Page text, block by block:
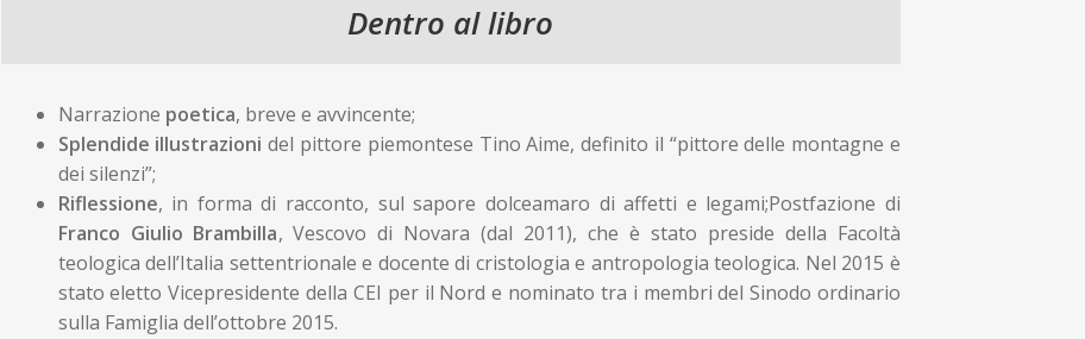
Dentro al libro
Narrazione poetica, breve e avvincente;
Splendide illustrazioni del pittore piemontese Tino Aime, definito il “pittore delle montagne e
dei silenzi”;
Riflessione, in forma di racconto, sul sapore dolceamaro di affetti e legami;Postfazione di
Franco Giulio Brambilla, Vescovo di Novara (dal 2011), che è stato preside della Facoltà
teologica dell’Italia settentrionale e docente di cristologia e antropologia teologica. Nel 2015 è
stato eletto Vicepresidente della CEI per il Nord e nominato tra i membri del Sinodo ordinario
sulla Famiglia dell’ottobre 2015.